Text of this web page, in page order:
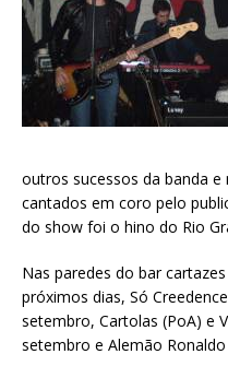
outros sucessos da banda
cantados em coro pelo
do show foi o hino do Rio
Nas paredes do bar
próximos dias, Só
setembro, Cartolas (PoA) e
setembro e Alemão